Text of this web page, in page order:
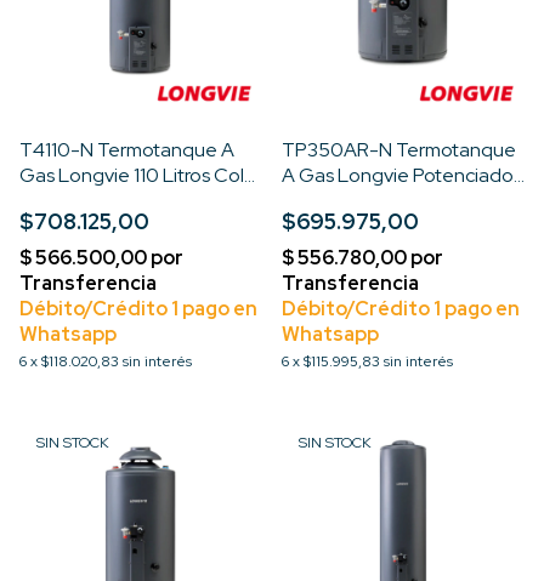
T4110-N Termotanque A
Gas Longvie 110 Litros Color
$708.125,00
6x$118.020,83 sin interés
TP350AR-N Termotanque
A Gas Longvie Potenciado
$695.975,00
6x$115.995,83 sin interés
SIN STOCK SIN STOCK